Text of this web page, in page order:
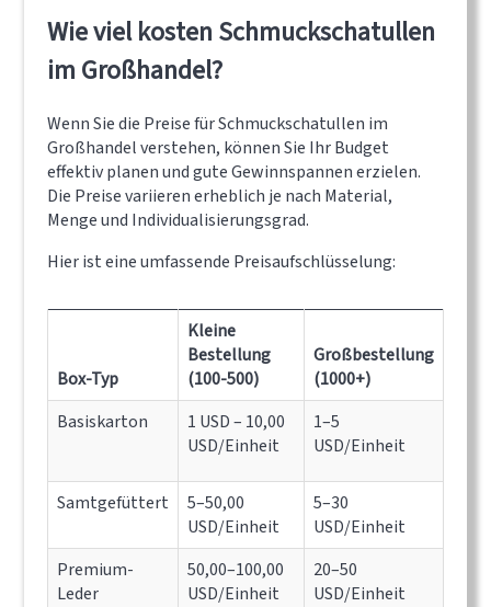
Wie viel kosten Schmuckschatullen
im Großhandel?
Wenn Sie die Preise für Schmuckschatullen im
Großhandel verstehen, können Sie Ihr Budget
effektiv planen und gute Gewinnspannen erzielen.
Die Preise variieren erheblich je nach Material,
Menge und Individualisierungsgrad.
Hier ist eine umfassende Preisaufschlüsselung:
Box-Typ
Kleine
Bestellung
(100-500)
Großbestellung
(1000+)
Basiskarton
1 USD – 10,00
USD/Einheit
1–5
USD/Einheit
Samtgefüttert
5–50,00
USD/Einheit
5–30
USD/Einheit
Premium-
Leder
50,00–100,00
USD/Einheit
20–50
USD/Einheit